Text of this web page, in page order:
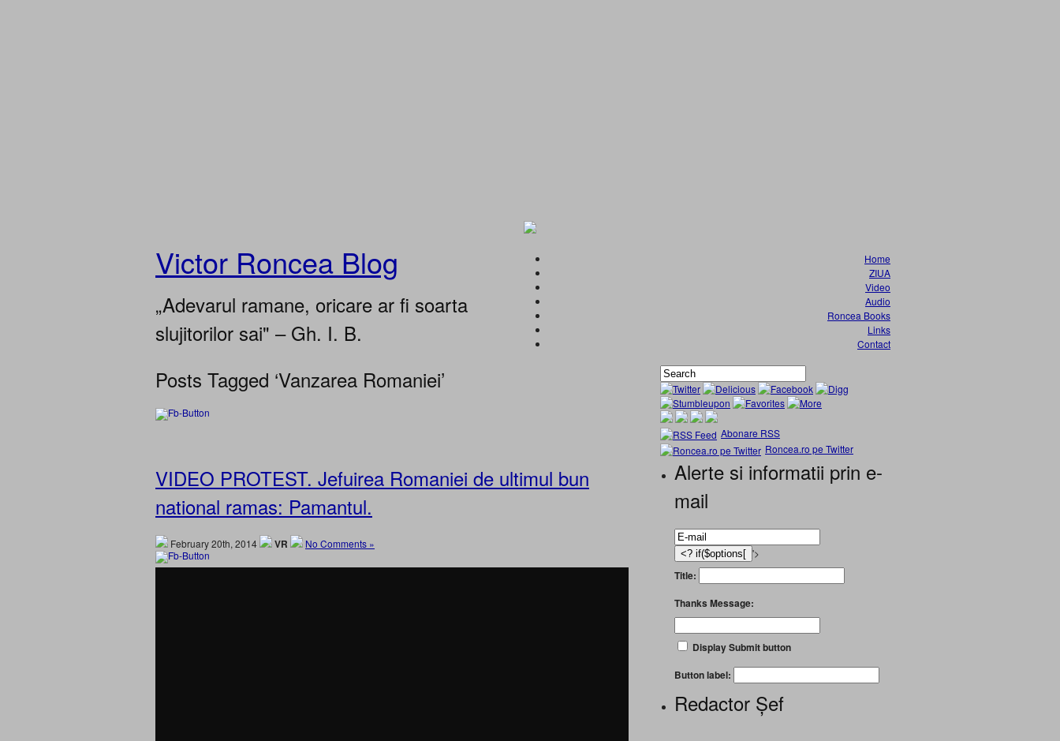
Victor Roncea Blog
„Adevarul ramane, oricare ar fi soarta
slujitorilor sai" – Gh. I. B.
Home
ZIUA
Video
Audio
Roncea Books
Links
Contact
Posts Tagged ‘Vanzarea Romaniei’
VIDEO PROTEST. Jefuirea Romaniei de ultimul bun
national ramas: Pamantul.
February 20th, 2014 VR No Comments »
Abonare RSS
Roncea.ro pe Twitter
Alerte si informatii prin e-
mail
'>
Title:
Thanks Message:
Display Submit button
Button label:
Redactor Șef